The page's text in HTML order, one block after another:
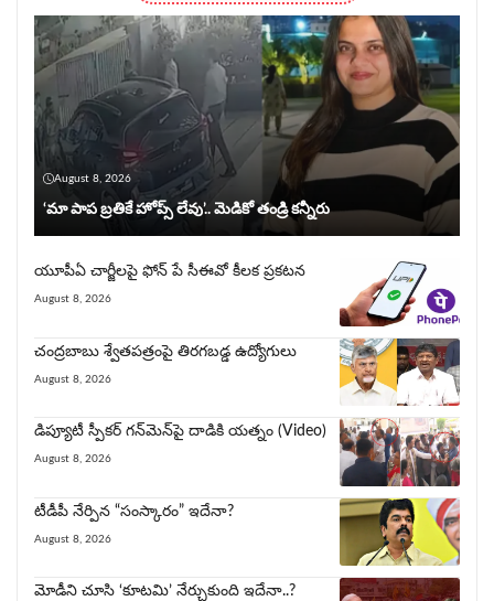
August 8, 2026
‘మా పాప బ్రతికే హోప్స్ లేవు’.. మెడికో తండ్రి కన్నీరు
యూపీఏ చార్జీల‌పై ఫోన్ పే సీఈవో కీల‌క ప్ర‌క‌ట‌న‌
August 8, 2026
చంద్రబాబు శ్వేతపత్రంపై తిర‌గ‌బ‌డ్డ ఉద్యోగులు
August 8, 2026
డిప్యూటీ స్పీకర్ గన్‌మెన్‌పై దాడికి య‌త్నం (Video)
August 8, 2026
టీడీపీ నేర్పిన‌ “సంస్కారం” ఇదేనా?
August 8, 2026
మోడీని చూసి ‘కూట‌మి’ నేర్చుకుంది ఇదేనా..?